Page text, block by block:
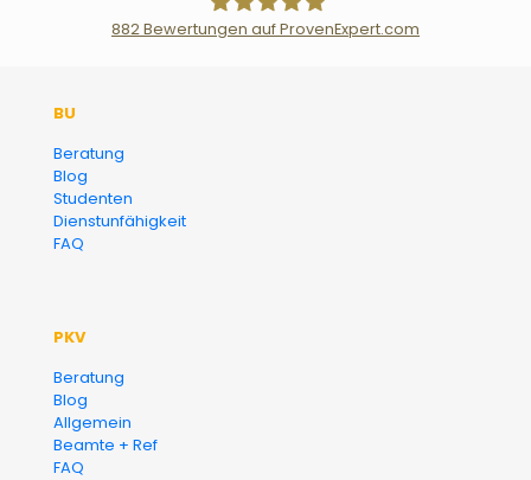
882Bewertungen auf ProvenExpert.com
BU
Beratung
Blog
Studenten
Dienstunfähigkeit
FAQ
PKV
Beratung
Blog
Allgemein
Beamte + Ref
FAQ